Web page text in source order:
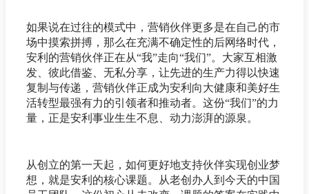
如果说在过往的模式中，营销伙伴更多是在自己的市
场中摸索拼搏，那么在充满不确定性的后网络时代，
安利的营销伙伴正在从“我”走向“我们”。大家互相激
发、彼此借鉴、无私分享，让先进的生产力得以快速
复制与传递，营销伙伴正成为安利向大健康和美好生
活转型最强有力的引领者和推动者。这份“我们”的力
量，正是安利事业生生不息、动力澎湃的源泉。
从创立的第一天起，如何更好地支持伙伴实现创业梦
想，就是安利的核心课题。从老创办人到今天的中国